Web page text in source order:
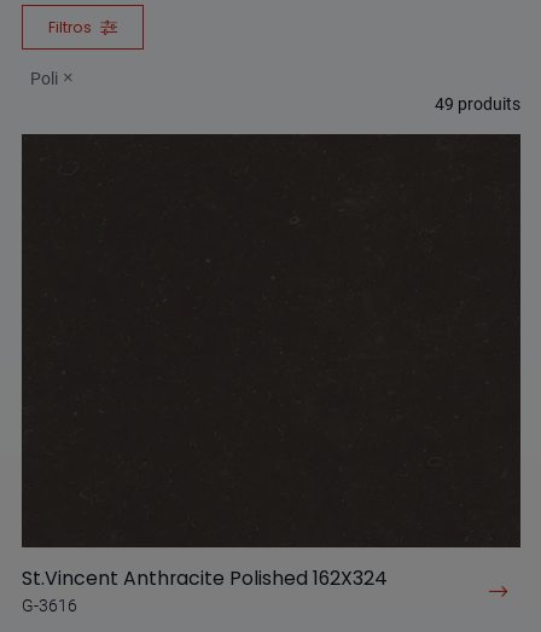
Filtros
Poli
49 produits
St.Vincent Anthracite Polished 162X324
G-3616